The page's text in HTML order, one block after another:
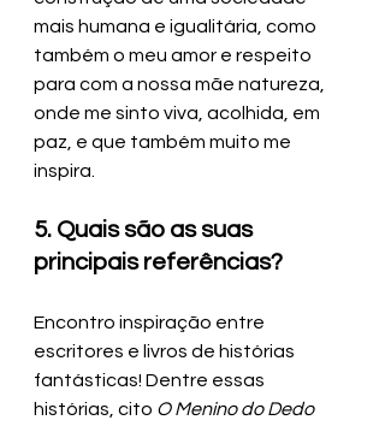
mais humana e igualitária, como
também o meu amor e respeito
para com a nossa mãe natureza,
onde me sinto viva, acolhida, em
paz, e que também muito me
inspira.
5. Quais são as suas
principais referências?
Encontro inspiração entre
escritores e livros de histórias
fantásticas! Dentre essas
histórias, cito O Menino do Dedo